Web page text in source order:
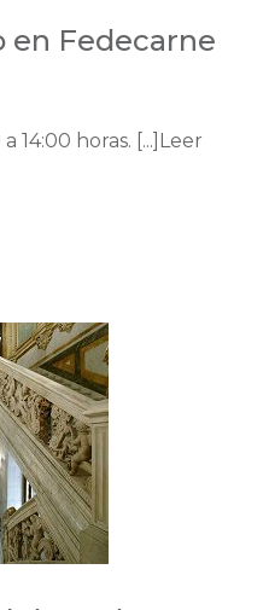
en Fedecarne
14:00 horas. [...]Leer